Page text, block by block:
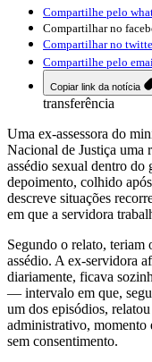
Compartilhe pelo
Compartilhar no
Compartilhar no
Compartilhe pelo
Copiar link da notícia
transferência
Uma ex-assessora do
Nacional de Justiça uma
assédio sexual dentro do
depoimento, colhido
descreve situações
em que a servidora
Segundo o relato, teriam
assédio. A ex-servidora
diariamente, ficava
— intervalo em que,
um dos episódios,
administrativo, momento
sem consentimento.